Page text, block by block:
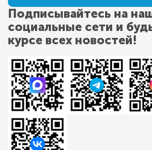
Подписывайтесь на
социальные сети и
курсе всех новостей!